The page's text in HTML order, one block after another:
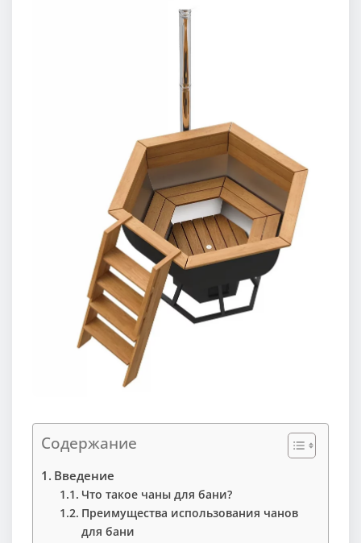
Содержание
Введение
Что такое чаны для бани?
Преимущества использования чанов
для бани